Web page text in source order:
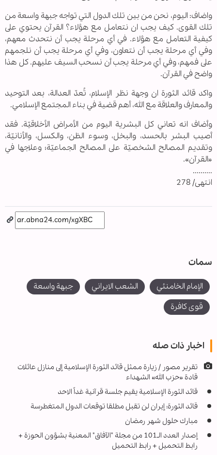
واضاف: اليوم، نحن من بين تلك الدول التي تواجه جبهة واسعة من
تلك القوى. كيف يجب ان نتعامل مع هؤلاء؟ القرآن يحتوي على
كيفية التعامل مع هؤلاء. في أي مرحلة يجب أن نتحدث معهم،
وفي أي مرحلة يجب أن نتعاون، وفي أي مرحلة يجب أن نلجمهم
على فمهم، وفي أي مرحلة يجب أن نسحب السيف عليهم. كل هذا
واضح في القرآن.
واكد قائد الثورة ان وجهة نظر الإسلام، تُعدّ العدالة، بعد التوحيد
والمعارف والعلاقة مع الله، أهم قضية في بناء المجتمع الإسلامي.
وأضاف انه تعاني كل البشرية اليوم من الأمراض الأخلاقيّة. فقد
أصيب البشر بالحسد، والبخل، وسوء الظن، والكسل، والأنانيّة،
وتقديم المصالح الشخصيّة على المصالح الجماعيّة؛ وعلاجها في
«القرآن».
..........
انتهى/ 278
سمات
الإمام الخامنئي الشعب الايراني
جبهة واسعة
قوى كافرة
اخبار ذات صله
تقریر مصور / زيارة ممثل قائد الثورة الإسلامية إلى منازل عائلات
قادة «حزب الله» الشهداء
قائد الثورة الإسلامية يقيم جلسة قرآنية غداً الاحد
قائد الثورة: إيران لن تقبل مطلقا توقعات الدول المتغطرسة
مبارك حلول شهر رمضان
إصدار العدد الـ101 من مجلة "الآفاق" المعنية بشؤون الحوزة +
رابط التحميل + رابط التحميل